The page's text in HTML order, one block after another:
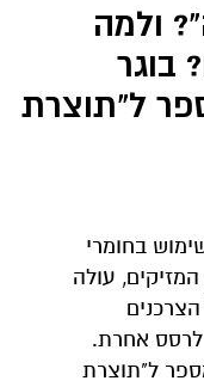
ולמה
בוגר
ל"תוצרת
בחומרי
עולה
לרסס אחרת.
ל"תוצרת